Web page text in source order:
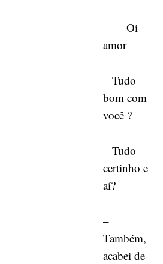
– Oi
amor
– Tudo
bom com
você ?
– Tudo
certinho e
aí?
–
Também,
acabei de